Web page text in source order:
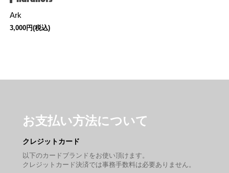
Ark
3,000円(税込)
お支払い方法について
クレジットカード
以下のカードブランドをお使い頂けます。
クレジットカード決済では事務手数料は必要ありません。